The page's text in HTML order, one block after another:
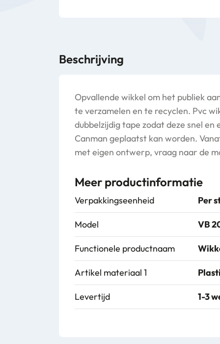
Beschrijving
Opvallende wikkel om het publiek
te verzamelen en te recyclen. Pvc
dubbelzijdig tape zodat deze snel en
Canman geplaatst kan worden.
met eigen ontwerp, vraag naar de
Meer productinformatie
Verpakkingseenheid Per
Model VB
Functionele productnaam
Artikel materiaal 1
Levertijd 1-3